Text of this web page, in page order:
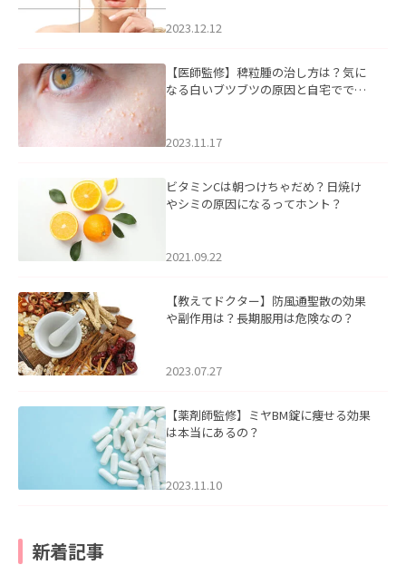
2023.12.12
【医師監修】稗粒腫の治し方は？気に
なる白いブツブツの原因と自宅ででき
2023.11.17
ビタミンCは朝つけちゃだめ？日焼け
やシミの原因になるってホント？
2021.09.22
【教えてドクター】防風通聖散の効果
や副作用は？長期服用は危険なの？
2023.07.27
【薬剤師監修】ミヤBM錠に痩せる効果
は本当にあるの？
2023.11.10
新着記事